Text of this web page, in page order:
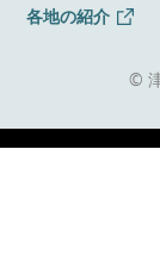
各地の紹介
©